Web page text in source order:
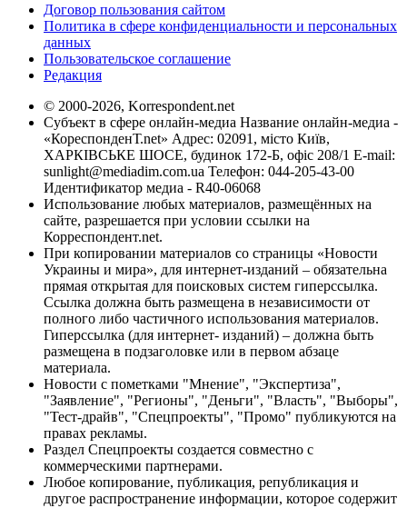
Договор пользования сайтом
Политика в сфере конфиденциальности и персональных
данных
Пользовательское соглашение
Редакция
© 2000-2026, Korrespondent.net
Субъект в сфере онлайн-медиа Название онлайн-медиа -
«КореспонденТ.net» Адрес: 02091, місто Київ,
ХАРКІВСЬКЕ ШОСЕ, будинок 172-Б, офіс 208/1 E-mail:
sunlight@mediadim.com.ua Телефон: 044-205-43-00
Идентификатор медиа - R40-06068
Использование любых материалов, размещённых на
сайте, разрешается при условии ссылки на
Корреспондент.net.
При копировании материалов со страницы «Новости
Украины и мира», для интернет-изданий – обязательна
прямая открытая для поисковых систем гиперссылка.
Ссылка должна быть размещена в независимости от
полного либо частичного использования материалов.
Гиперссылка (для интернет- изданий) – должна быть
размещена в подзаголовке или в первом абзаце
материала.
Новости с пометками "Мнение", "Экспертиза",
"Заявление", "Регионы", "Деньги", "Власть", "Выборы",
"Тест-драйв", "Спецпроекты", "Промо" публикуются на
правах рекламы.
Раздел Спецпроекты создается совместно с
коммерческими партнерами.
Любое копирование, публикация, републикация и
другое распространение информации, которое содержит